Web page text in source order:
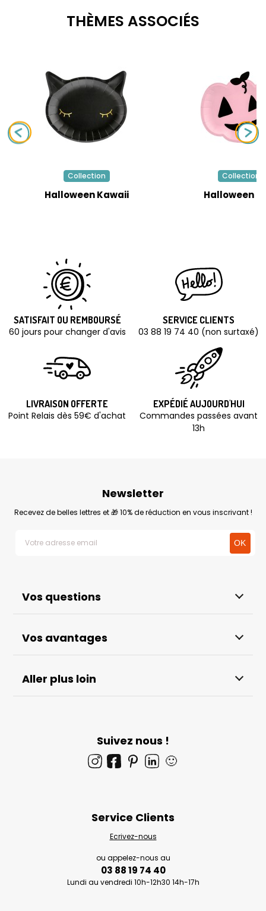
THÈMES ASSOCIÉS
Collection
Halloween Kawaii
Collection
Halloween
SATISFAIT OU REMBOURSÉ
60 jours pour changer d'avis
SERVICE CLIENTS
03 88 19 74 40 (non surtaxé)
LIVRAISON OFFERTE
Point Relais dès 59€ d'achat
EXPÉDIÉ AUJOURD'HUI
Commandes passées avant
13h
Vos questions
Vos avantages
Aller plus loin
Newsletter
Recevez de belles lettres et 🎁 10% de réduction en vous inscrivant !
Suivez nous !
🙂
Service Clients
Ecrivez-nous
ou appelez-nous au
03 88 19 74 40
Lundi au vendredi 10h-12h30 14h-17h